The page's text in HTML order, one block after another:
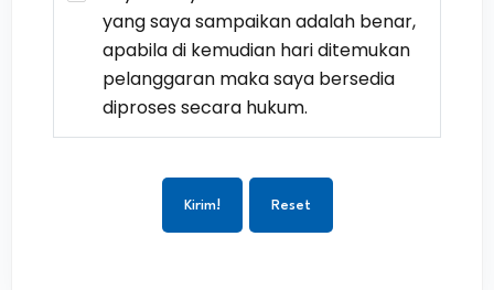
yang saya sampaikan adalah benar,
apabila di kemudian hari ditemukan
pelanggaran maka saya bersedia
diproses secara hukum.
Kirim! Reset